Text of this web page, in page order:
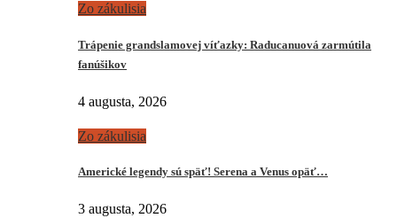
Zo zákulisia
Trápenie grandslamovej víťazky: Raducanuová zarmútila
fanúšikov
4 augusta, 2026
Zo zákulisia
Americké legendy sú späť! Serena a Venus opäť…
3 augusta, 2026